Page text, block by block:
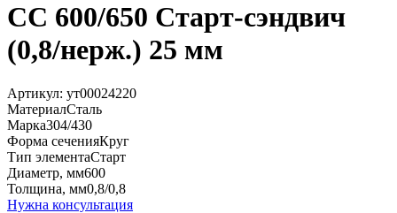
СС 600/650 Старт-сэндвич
(0,8/нерж.) 25 мм
Артикул: ут00024220
МатериалСталь
Марка304/430
Форма сеченияКруг
Тип элементаСтарт
Диаметр, мм600
Толщина, мм0,8/0,8
Нужна консультация